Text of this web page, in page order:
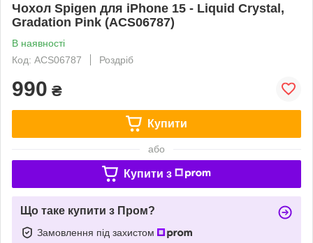
Чохол Spigen для iPhone 15 - Liquid Crystal,
Gradation Pink (ACS06787)
В наявності
Код: ACS06787
Роздріб
990 ₴
Купити
або
Купити з
Що таке купити з Пром?
Замовлення під захистом